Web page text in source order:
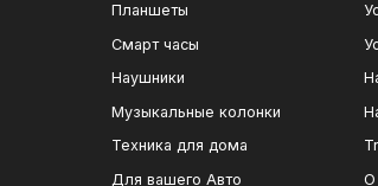
Планшеты
Смарт часы
Наушники
Музыкальные колонки
Техника для дома
Для вашего Авто
О